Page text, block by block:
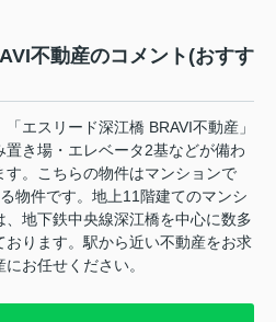
不動産のコメント(おすす
エスリード深江橋 BRAVI不動産」
き場・エレベータ2基などが備わ
す。こちらの物件はマンションで
物件です。地上11階建てのマンシ
、地下鉄中央線深江橋を中心に数多
おります。駅から近い不動産をお求
お任せください。